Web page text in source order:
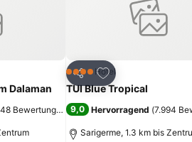
Dalaman
Bewertungen )
Teilen
Zu Favoriten
4 SterneHotel
TUI Blue Tropical
9,0 Hervorragend (7.994
Sarigerme, 1.3 km bis